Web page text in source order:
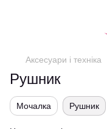
Аксесуари і техніка
Рушник
Мочалка Рушник